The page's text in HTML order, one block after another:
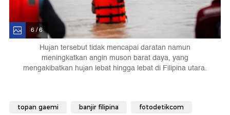
6 / 6
Hujan tersebut tidak mencapai daratan namun
meningkatkan angin muson barat daya, yang
mengakibatkan hujan lebat hingga lebat di Filipina utara.
topan gaemi banjir filipina fotodetikcom